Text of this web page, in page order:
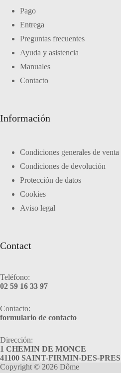
Pago
Entrega
Preguntas frecuentes
Ayuda y asistencia
Manuales
Contacto
Información
Condiciones generales de venta
Condiciones de devolución
Protección de datos
Cookies
Aviso legal
Contact
Teléfono:
02 59 16 33 97
Contacto:
formulario de contacto
Dirección:
1 CHEMIN DE MONCE
41100 SAINT-FIRMIN-DES-PRES
Copyright © 2026 Dôme